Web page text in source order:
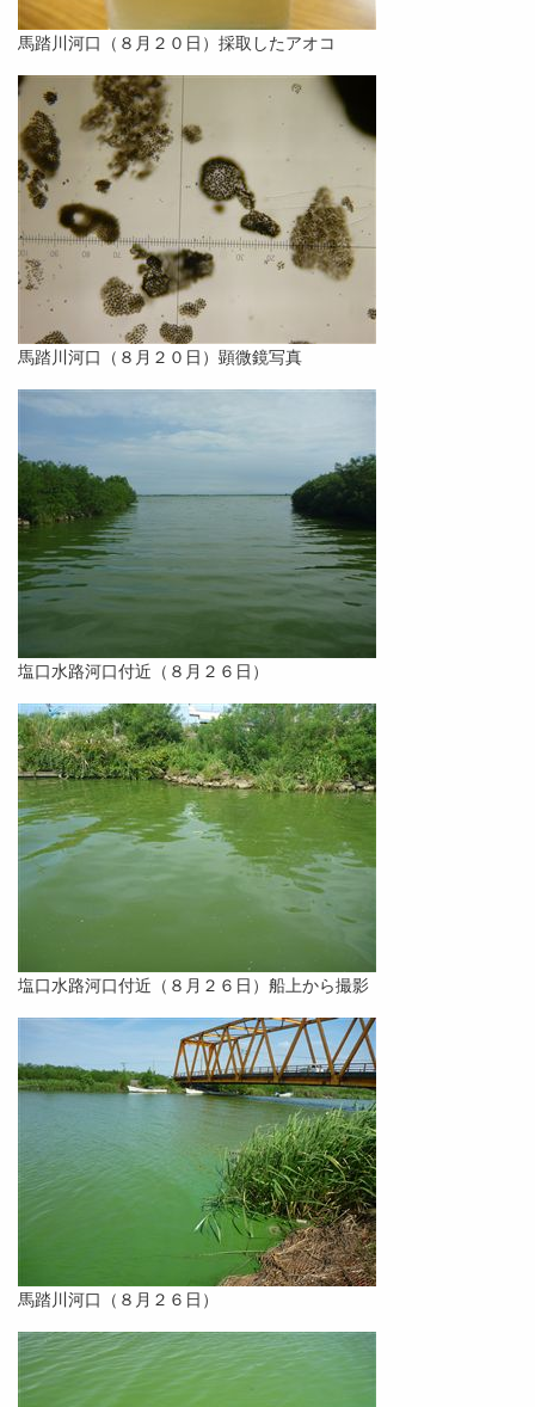
馬踏川河口（８月２０日）採取したアオコ
馬踏川河口（８月２０日）顕微鏡写真
塩口水路河口付近（８月２６日）
塩口水路河口付近（８月２６日）船上から撮影
馬踏川河口（８月２６日）